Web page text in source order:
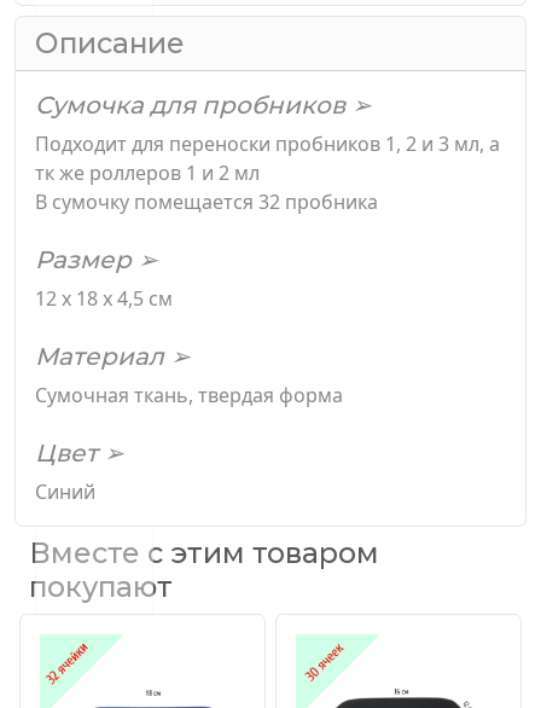
Описание
Сумочка для пробников ➢
Подходит для переноски пробников 1, 2 и 3 мл, а
тк же роллеров 1 и 2 мл
В сумочку помещается 32 пробника
Размер ➢
12 х 18 х 4,5 см
Материал ➢
Сумочная ткань, твердая форма
Цвет ➢
Синий
Вместе с этим товаром
покупают